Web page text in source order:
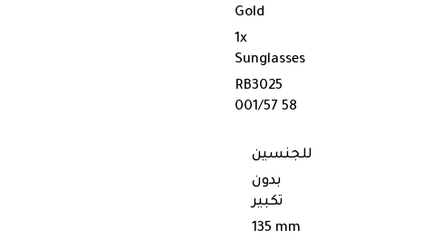
Gold
1x
Sunglasses
RB3025
001/57 58
للجنسين
بدون
تكبير
135 mm